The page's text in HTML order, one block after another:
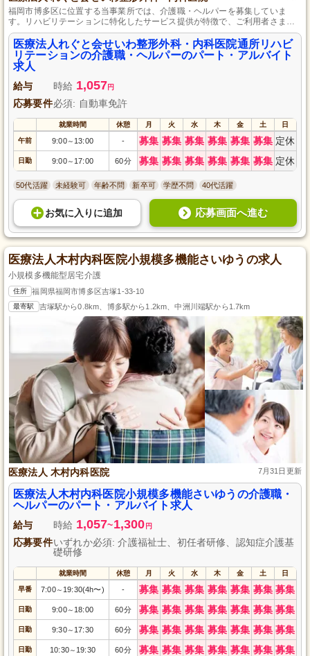
福岡市博多区に位置する当事業所では、介護職・ヘルパーを募集していま
す。リハビリテーションに特化したサービス提供が特徴で、ご利用者さまの
自立支援に力を入れています。自動車免許さえあれば未経験から始められ、
育児休暇の取得実績もあり、仕事と家庭のバランスを大切にできる環境で
す。
医療法人れぐと会せいわ整形外科・内科医院通所リハビ
リテーションの介護職・ヘルパーのパート・アルバイト
求人
給与 時給 1,057円
応募要件必須: 自動車免許
就業時間 休憩 月 火 水 木 金 土 日
午前 9:00～ 13:00 - 募集 募集 募集 募集 募集 募集 定休
日勤 9:00～ 17:00 60分 募集 募集 募集 募集 募集 募集 定休
50代活躍 未経験可 年齢不問 新卒可 学歴不問 40代活躍
お気に入り に追加 応募画面へ進む
医療法人木村内科医院小規模多機能さいゆうの求人
小規模多機能型居宅介護
住所 福岡県福岡市博多区吉塚1-33-10
最寄駅 吉塚駅から0.8km、博多駅から1.2km、中洲川端駅から1.7km
医療法人 木村内科医院 7月31日更新
医療法人木村内科医院小規模多機能さいゆうの介護職・
ヘルパーのパート・アルバイト求人
給与 時給 1,057~1,300 円
応募要件いずれか必須: 介護福祉士、初任者研修、認知症介護基
礎研修
就業時間 休憩 月 火 水 木 金 土 日
早番 7:00～ 19:30(4h〜) - 募集 募集 募集 募集 募集 募集 募集
日勤 9:00～ 18:00 60分 募集 募集 募集 募集 募集 募集 募集
日勤 9:30～ 17:30 60分 募集 募集 募集 募集 募集 募集 募集
日勤 10:30～ 19:30 60分 募集 募集 募集 募集 募集 募集 募集